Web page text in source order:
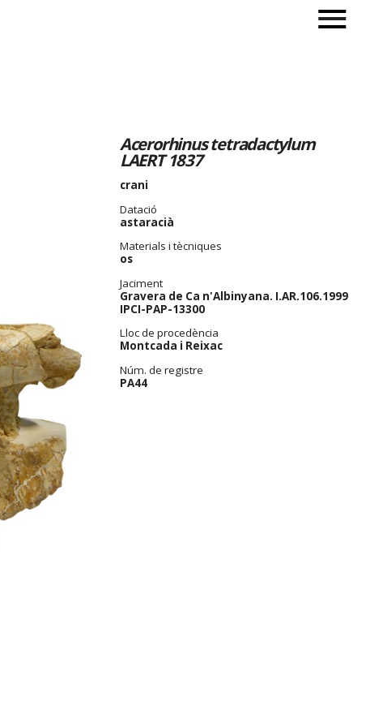
Acerorhinus tetradactylum
LAERT 1837
crani
Datació
astaracià
Materials i tècniques
os
Jaciment
Gravera de Ca n'Albinyana. I.AR.106.1999
IPCI-PAP-13300
Lloc de procedència
Montcada i Reixac
Núm. de registre
PA44